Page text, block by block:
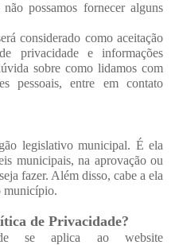
possamos fornecer alguns
considerado como aceitação
privacidade e informações
sobre como lidamos com
pessoais, entre em contato
legislativo municipal. É ela
municipais, na aprovação ou
fazer. Além disso, cabe a ela
município.
de Privacidade?
se aplica ao website